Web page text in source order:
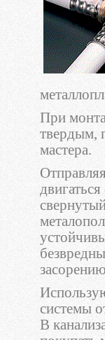
При
твердым,
мастера.
системы
В